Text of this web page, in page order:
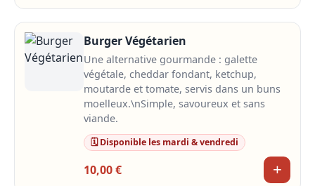
Burger Végétarien
Une alternative gourmande : galette
végétale, cheddar fondant, ketchup,
moutarde et tomate, servis dans un buns
moelleux.\nSimple, savoureux et sans
viande.
🗓️ Disponible les mardi & vendredi
10,00 € +